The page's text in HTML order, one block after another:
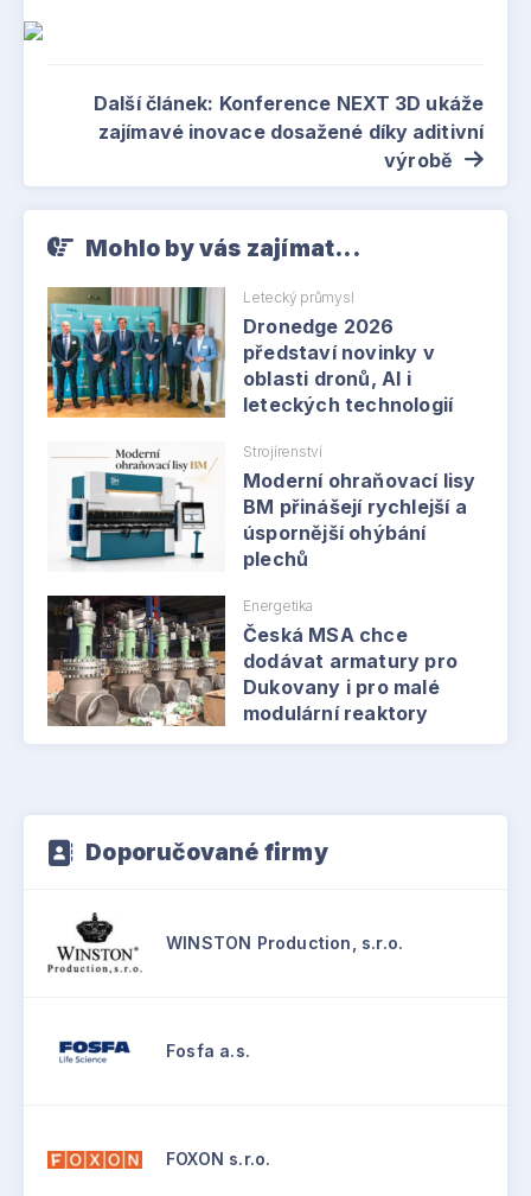
Další článek: Konference NEXT 3D ukáže
zajímavé inovace dosažené díky aditivní
výrobě
Mohlo by vás zajímat...
Letecký průmysl
Dronedge 2026
představí novinky v
oblasti dronů, AI i
leteckých technologií
Strojírenství
Moderní ohraňovací lisy
BM přinášejí rychlejší a
úspornější ohýbání
plechů
Energetika
Česká MSA chce
dodávat armatury pro
Dukovany i pro malé
modulární reaktory
Doporučované firmy
WINSTON Production, s.r.o.
Fosfa a.s.
FOXON s.r.o.